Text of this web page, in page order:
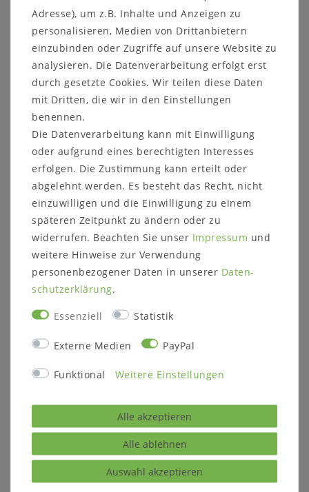
massiver Wildeiche ist ein schlichtes und
stilvolles Möbelstück für Ihr Zuhause.
Details:
ca. B 34 x H 34 x T 20 cm
Kontaktieren Sie uns auf unserer Internetseite
oder rufen Sie uns direkt an unter 05321-
685990. Wir helfen Ihnen gerne weiter!
Informationen zum Möbelstück:
Maße:ca.
Breite: 34 cm
Tiefe: 19,5 cm
optional:
diesem Artikel bestellen.
Weitere Informationen zum Programm:
Wildeiche massiv
mit Hirnholz-Appllikation
Adresse), um z.B. Inhalte und Anzeigen zu
personalisieren, Medien von Drittanbietern
einzubinden oder Zugriffe auf unsere Website zu
analysieren. Die Datenverarbeitung erfolgt erst
durch gesetzte Cookies. Wir teilen diese Daten
mit Dritten, die wir in den Einstellungen
benennen.
Die Datenverarbeitung kann mit Einwilligung
oder aufgrund eines berechtigten Interesses
erfolgen. Die Zustimmung kann erteilt oder
abgelehnt werden. Es besteht das Recht, nicht
einzuwilligen und die Einwilligung zu einem
späteren Zeitpunkt zu ändern oder zu
widerrufen. Beachten Sie unser Impressum und
weitere Hinweise zur Verwendung
personenbezogener Daten in unserer Daten­
schutz­erklärung.
Essenziell Statistik
Externe Medien PayPal
Funktional Weitere Einstellungen
Alle akzeptieren
Alle ablehnen
Auswahl akzeptieren